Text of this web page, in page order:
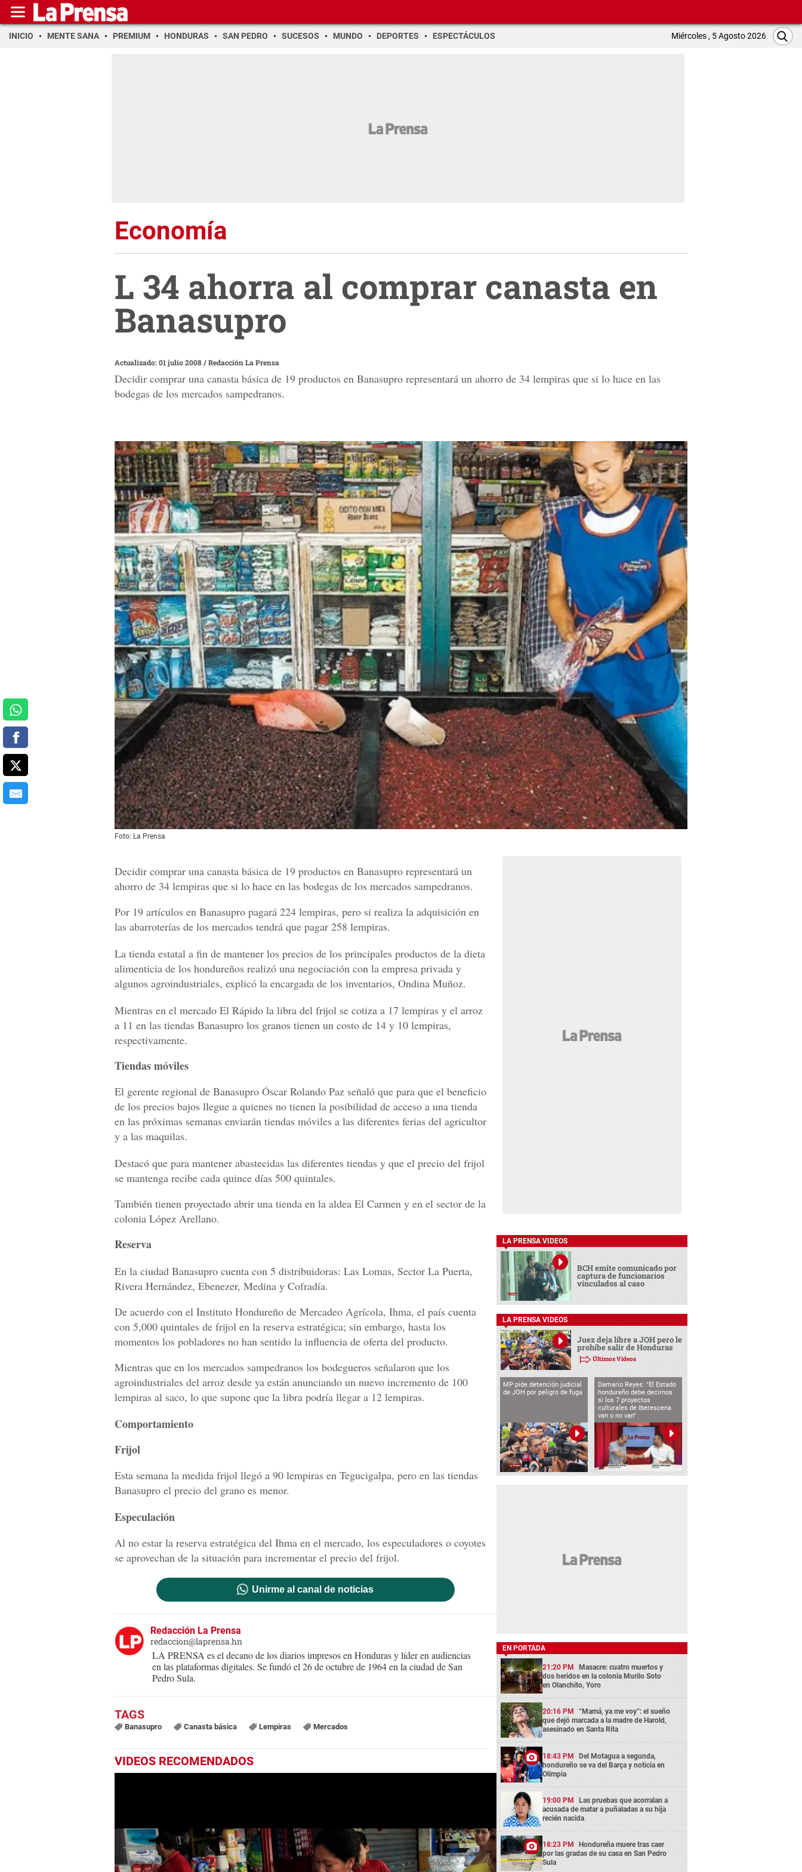
INICIO MENTE SANA PREMIUM HONDURAS SAN PEDRO SUCESOS MUNDO DEPORTES ESPECTÁCULOS Miércoles , 5 Agosto 2026
Economía
L 34 ahorra al comprar canasta en
Banasupro
Actualizado: 01 julio 2008/Redacción La Prensa
Decidir comprar una canasta básica de 19 productos en Banasupro representará un ahorro de 34 lempiras que si lo hace en las
bodegas de los mercados sampedranos.
Foto: La Prensa
Decidir comprar una canasta básica de 19 productos en Banasupro representará un
ahorro de 34 lempiras que si lo hace en las bodegas de los mercados sampedranos.
Por 19 artículos en Banasupro pagará 224 lempiras, pero si realiza la adquisición en
las abarroterías de los mercados tendrá que pagar 258 lempiras.
La tienda estatal a fin de mantener los precios de los principales productos de la dieta
alimenticia de los hondureños realizó una negociación con la empresa privada y
algunos agroindustriales, explicó la encargada de los inventarios, Ondina Muñoz.
Mientras en el mercado El Rápido la libra del frijol se cotiza a 17 lempiras y el arroz
a 11 en las tiendas Banasupro los granos tienen un costo de 14 y 10 lempiras,
respectivamente.
Tiendas móviles
El gerente regional de Banasupro Óscar Rolando Paz señaló que para que el beneficio
de los precios bajos llegue a quienes no tienen la posibilidad de acceso a una tienda
en las próximas semanas enviarán tiendas móviles a las diferentes ferias del agricultor
y a las maquilas.
Destacó que para mantener abastecidas las diferentes tiendas y que el precio del frijol
se mantenga recibe cada quince días 500 quintales.
También tienen proyectado abrir una tienda en la aldea El Carmen y en el sector de la
colonia López Arellano.
Reserva
En la ciudad Banasupro cuenta con 5 distribuidoras: Las Lomas, Sector La Puerta,
Rivera Hernández, Ebenezer, Medina y Cofradía.
De acuerdo con el Instituto Hondureño de Mercadeo Agrícola, Ihma, el país cuenta
con 5,000 quintales de frijol en la reserva estratégica; sin embargo, hasta los
momentos los pobladores no han sentido la influencia de oferta del producto.
Mientras que en los mercados sampedranos los bodegueros señalaron que los
agroindustriales del arroz desde ya están anunciando un nuevo incremento de 100
lempiras al saco, lo que supone que la libra podría llegar a 12 lempiras.
Comportamiento
Frijol
Esta semana la medida frijol llegó a 90 lempiras en Tegucigalpa, pero en las tiendas
Banasupro el precio del grano es menor.
Especulación
Al no estar la reserva estratégica del Ihma en el mercado, los especuladores o coyotes
se aprovechan de la situación para incrementar el precio del frijol.
Unirme al canal de noticias
Redacción La Prensa
redaccion@laprensa.hn
LA PRENSA es el decano de los diarios impresos en Honduras y líder en audiencias
en las plataformas digitales. Se fundó el 26 de octubre de 1964 en la ciudad de San
Pedro Sula.
Banasupro Canasta básica Lempiras Mercados
VIDEOS RECOMENDADOS
LA PRENSA VIDEOS
BCH emite comunicado por
captura de funcionarios
vinculados al caso
LA PRENSA VIDEOS
Juez deja libre a JOH pero le
prohíbe salir de Honduras
Últimos Videos
MP pide detención judicial
de JOH por peligro de fuga
Damario Reyes: "El Estado
hondureño debe decirnos
si los 7 proyectos
culturales de Iberescena
van o no van"
EN PORTADA
21:20 PM Masacre: cuatro muertos y
dos heridos en la colonia Murilo Soto
en Olanchito, Yoro
20:16 PM “Mamá, ya me voy”: el sueño
que dejó marcada a la madre de Harold,
asesinado en Santa Rita
18:43 PM Del Motagua a segunda,
hondureño se va del Barça y noticia en
Olimpia
19:00 PM Las pruebas que acorralan a
acusada de matar a puñaladas a su hija
recién nacida
18:23 PM Hondureña muere tras caer
por las gradas de su casa en San Pedro
Sula